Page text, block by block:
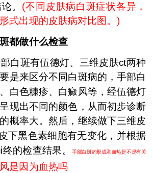
。 (不同皮肤病白斑症状各异，
式出现的皮肤病对比图。 )
做什么检查
斑有伍德灯、三维皮肤ct两种
是来区分不同白斑病的，手部白
白色糠疹、白癜风等，经伍德灯
现出不同的颜色，从而初步诊断
概率大。然后，继续做下三维皮
下黑色素细胞有无变化，并根据
的检查结果。
手部白斑的形成和血热是不是有关
是因为血热吗